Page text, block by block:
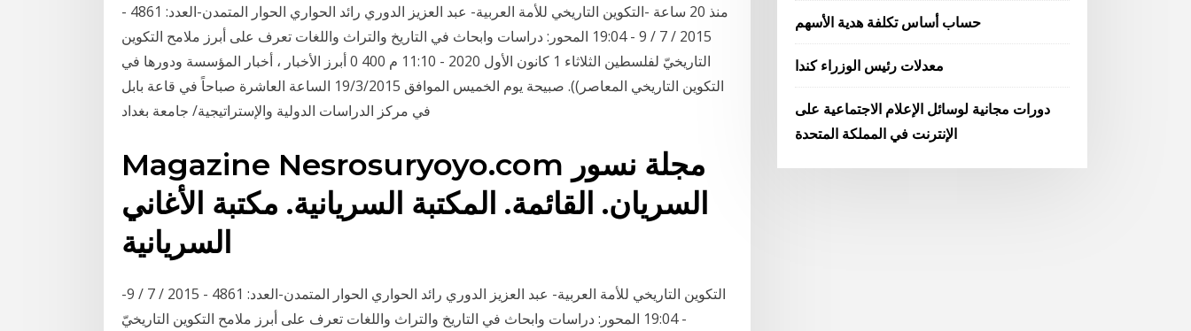
منذ 20 ساعة -التكوين التاريخي للأمة العربية- عبد العزيز الدوري رائد الحواري الحوار المتمدن-العدد: 4861 -
2015 / 7 / 9 - 19:04 المحور: دراسات وابحاث في التاريخ والتراث واللغات تعرف على أبرز ملامح التكوين
التاريخيّ لفلسطين الثلاثاء 1 كانون الأول 2020 - 11:10 م 400 0 أبرز الأخبار ، أخبار المؤسسة ودورها في
التكوين التاريخي المعاصر)). صبيحة يوم الخميس الموافق 19/3/2015 الساعة العاشرة صباحاً في قاعة بابل
في مركز الدراسات الدولية والإستراتيجية/ جامعة بغداد
Magazine Nesrosuryoyo.com مجلة نسور
السريان. القائمة. المكتبة السريانية. مكتبة الأغاني
السريانية
-التكوين التاريخي للأمة العربية- عبد العزيز الدوري رائد الحواري الحوار المتمدن-العدد: 4861 - 2015 / 7 / 9
- 19:04 المحور: دراسات وابحاث في التاريخ والتراث واللغات تعرف على أبرز ملامح التكوين التاريخيّ
حساب أساس تكلفة هدية الأسهم
معدلات رئيس الوزراء كندا
دورات مجانية لوسائل الإعلام الاجتماعية على
الإنترنت في المملكة المتحدة